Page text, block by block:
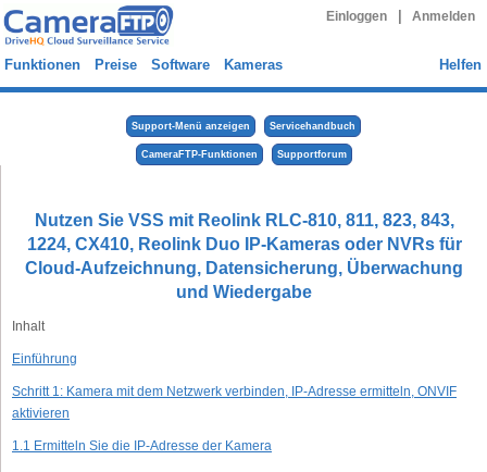
Einloggen Anmelden
Funktionen Preise Software Kameras Helfen
Support-Menü anzeigen Servicehandbuch
CameraFTP-Funktionen Supportforum
Nutzen Sie VSS mit Reolink RLC-810, 811, 823, 843,
1224, CX410, Reolink Duo IP-Kameras oder NVRs für
Cloud-Aufzeichnung, Datensicherung, Überwachung
und Wiedergabe
Inhalt
Einführung
Schritt 1: Kamera mit dem Netzwerk verbinden, IP-Adresse ermitteln, ONVIF
aktivieren
1.1 Ermitteln Sie die IP-Adresse der Kamera